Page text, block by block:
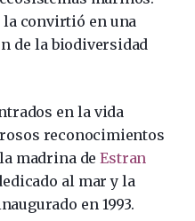
la convirtió en una
de la biodiversidad
en la vida
reconocimientos
madrina deEstran
al mar y la
en 1993.